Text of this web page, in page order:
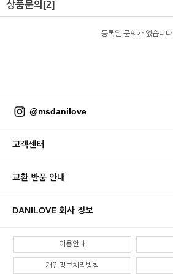
상품문의 [2]
등록된 문의가 없습니다.
@msdanilove
고객센터
교환 반품 안내
DANILOVE 회사 정보
이용안내
개인정보처리방침